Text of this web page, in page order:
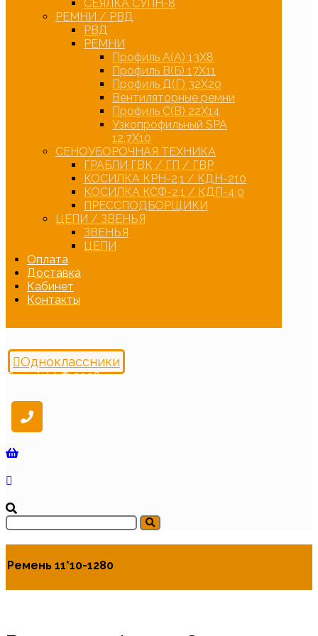
СЕЯЛКА СУПН-8
РЕМНИ / РВД
РВД
РЕМНИ
Профиль А(А) 13Х8
Профиль В(Б) 17Х11
Профиль Д(Г) 32Х20
Вентиляторные ремни
Профиль С(В) 22Х14
Узкопрофильный SPA
12,7Х10
СЕНОУБОРОЧНАЯ ТЕХНИКА
ГРАБЛИ ГВК / ГП / ГВР
КОСИЛКА КРН-2,1 / КДН-210
КОСИЛКА КСФ-2,1 / КДП-4,0
ПРЕССПОДБОРЩИКИ
ЦЕПИ / ЗВЕНЬЯ
ЗВЕНЬЯ
ЦЕПИ
Оплата
Доставка
Кабинет
Контакты
Одноклассники
Copyright © 2026
Ремень 11*10-1280